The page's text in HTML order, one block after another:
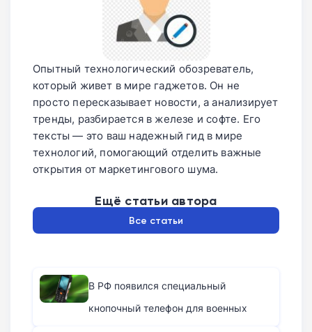
Опытный технологический обозреватель,
который живет в мире гаджетов. Он не
просто пересказывает новости, а анализирует
тренды, разбирается в железе и софте. Его
тексты — это ваш надежный гид в мире
технологий, помогающий отделить важные
открытия от маркетингового шума.
Ещё статьи автора
Все статьи
В РФ появился специальный
кнопочный телефон для военных